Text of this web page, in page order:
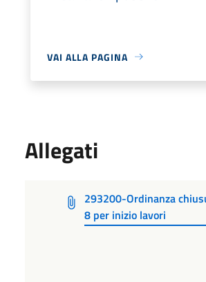
VAI ALLA PAGINA
Allegati
293200-Ordinanza
8 per inizio lavori